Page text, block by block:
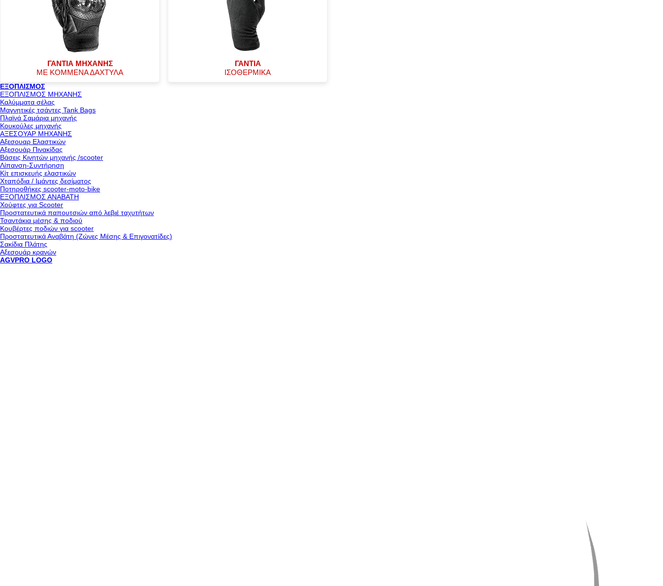
ΓΑΝΤΙΑ ΜΗΧΑΝΗΣ
ΜΕ ΚΟΜΜΕΝΑ ΔΑΧΤΥΛΑ
ΓΑΝΤΙΑ
ΙΣΟΘΕΡΜΙΚΑ
ΕΞΟΠΛΙΣΜΟΣ
ΕΞΟΠΛΙΣΜΟΣ ΜΗΧΑΝΗΣ
Καλύμματα σέλας
Μαγνητικές τσάντες Tank Bags
Πλαϊνά Σαμάρια μηχανής
Κουκούλες μηχανής
ΑΞΕΣΟΥΑΡ ΜΗΧΑΝΗΣ
Αξεσουαρ Ελαστικών
Αξεσουάρ Πινακίδας
Βάσεις Κινητών μηχανής /scooter
Λίπανση-Συντήρηση
Κίτ επισκευής ελαστικών
Χταπόδια / Ιμάντες δεσίματος
Ποτηροθήκες scooter-moto-bike
ΕΞΟΠΛΙΣΜΟΣ ΑΝΑΒΑΤΗ
Χούφτες για Scooter
Προστατευτικά παπουτσιών από λεβιέ ταχυτήτων
Τσαντάκια μέσης & ποδιού
Κουβέρτες ποδιών για scooter
Προστατευτικά Αναβάτη (Ζώνες Μέσης & Επιγονατίδες)
Σακίδια Πλάτης
Αξεσουάρ κρανών
AGVPRO LOGO